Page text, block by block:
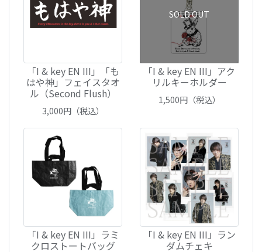
「I & key EN III」「も
はや神」フェイスタオ
ル（Second Flush）
3,000円（税込）
SOLD OUT
「I & key EN III」アク
リルキーホルダー
1,500円（税込）
「I & key EN III」ラミ
クロストートバッグ
「I & key EN III」ラン
ダムチェキ